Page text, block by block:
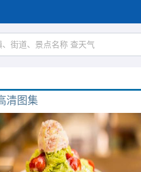
清图集